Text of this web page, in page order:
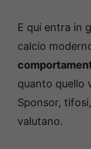
E qui entra in
calcio
quanto quello
Sponsor,
valutano.